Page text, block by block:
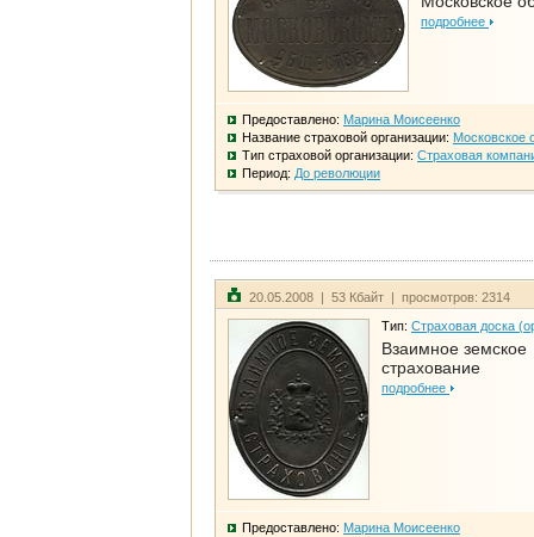
подробнее
Предоставлено: Марина Моисеенко
Название страховой организации: Московское
Тип страховой организации: Страховая
Период: До революции
20.05.2008 | 53 Кбайт | просмотров: 2314
Тип: Страховая доска
Взаимное земское
страхование
подробнее
Предоставлено: Марина Моисеенко